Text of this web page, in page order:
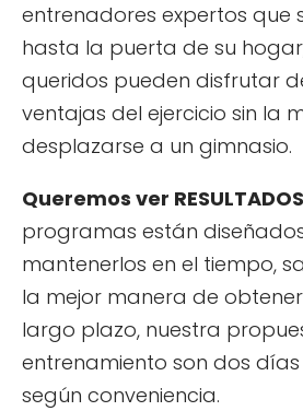
entrenadores expertos que
hasta la puerta de su
queridos pueden disfrutar
ventajas del ejercicio sin la
desplazarse a un gimnasio.
Queremos ver
programas están
mantenerlos en el tiempo,
la mejor manera de
largo plazo, nuestra
entrenamiento son dos
según conveniencia.